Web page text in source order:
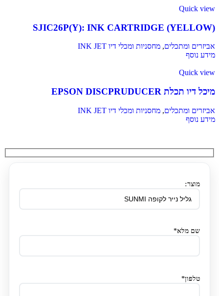
Quick view
SJIC26P(Y): INK CARTRIDGE (YELLOW)
אביזרים ומתכלים, מחסניות ומכלי דיו INK JET
מידע נוסף
Quick view
מיכל דיו תכלת EPSON DISCPRUDUCER
אביזרים ומתכלים, מחסניות ומכלי דיו INK JET
מידע נוסף
מוצר:
שם מלא*
טלפון*